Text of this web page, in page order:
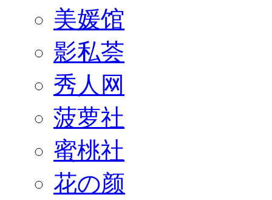
美媛馆
影私荟
秀人网
菠萝社
蜜桃社
花の颜